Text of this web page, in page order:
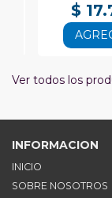
$
Ver todos los
INFORMACION
INICIO
SOBRE NOSOTROS